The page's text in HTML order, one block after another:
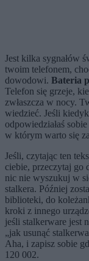
Jest kilka sygnałów
twoim telefonem,
dowodowi. Bateria
Telefon się grzeje,
zwłaszcza w nocy.
wiedzieć. Jeśli
odpowiedziałaś
w którym warto się
Jeśli, czytając ten
ciebie, przeczytaj go
nic nie wyszukuj w
stalkera. Później
biblioteki, do
kroki z innego
jeśli stalkerware jest
„jak usunąć
Aha, i zapisz sobie
120 002.